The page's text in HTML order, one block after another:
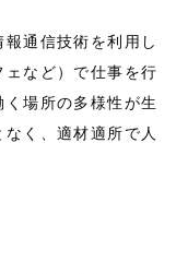
通信技術を利用し
など）で仕事を行
場所の多様性が生
く、適材適所で人